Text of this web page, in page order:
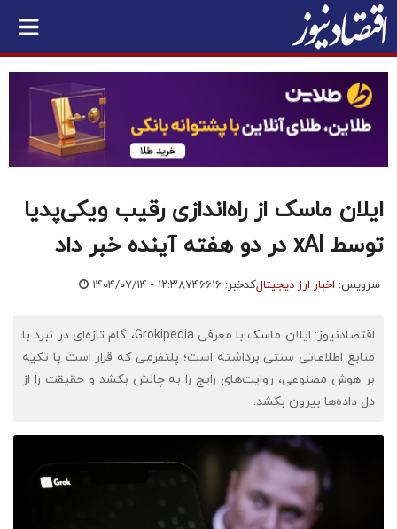
ایلان ماسک از راه‌اندازی رقیب ویکی‌پدیا
توسط xAI در دو هفته آینده خبر داد
سرویس: اخبار ارز دیجیتالکدخبر: ۷۴۶۶۱۶ ۱۴۰۴/۰۷/۱۴ - ۱۲:۳۸
اقتصادنیوز: ایلان ماسک با معرفی Grokipedia، گام تازه‌ای در نبرد با
منابع اطلاعاتی سنتی برداشته است؛ پلتفرمی که قرار است با تکیه
بر هوش مصنوعی، روایت‌های رایج را به چالش بکشد و حقیقت را از
دل داده‌ها بیرون بکشد.